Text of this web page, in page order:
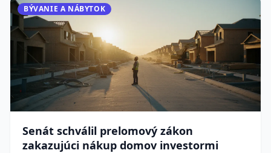
BÝVANIE A NÁBYTOK
Senát schválil prelomový zákon
zakazujúci nákup domov investormi